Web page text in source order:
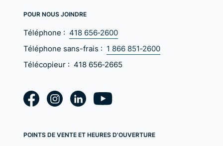
POUR NOUS JOINDRE
Téléphone : 418 656‑2600
Téléphone sans-frais : 1 866 851‑2600
Télécopieur : 418 656‑2665
POINTS DE VENTE ET HEURES D'OUVERTURE